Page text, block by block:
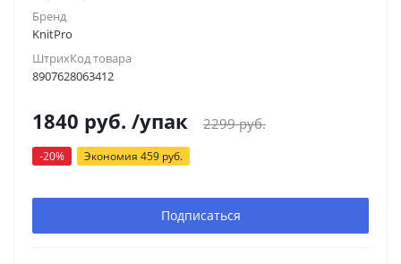
Бренд
KnitPro
ШтрихКод товара
8907628063412
1840 руб. /упак 2299руб.
-20% Экономия 459 руб.
Подписаться